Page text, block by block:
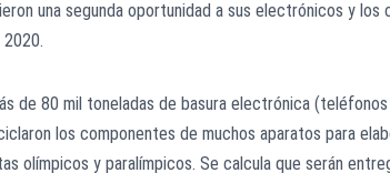
una segunda oportunidad a sus electrónicos y
de 80 mil toneladas de basura electrónica
los componentes de muchos aparatos para
olímpicos y paralímpicos. Se calcula que serán